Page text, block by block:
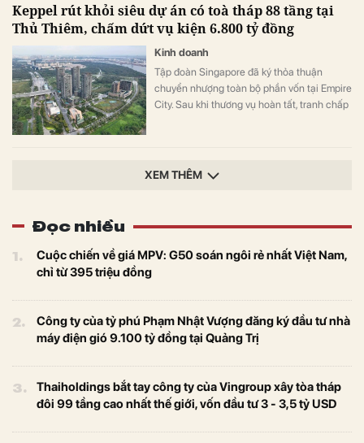
Keppel rút khỏi siêu dự án có toà tháp 88 tầng tại
Thủ Thiêm, chấm dứt vụ kiện 6.800 tỷ đồng
Kinh doanh
Tập đoàn Singapore đã ký thỏa thuận
chuyển nhượng toàn bộ phần vốn tại Empire
City. Sau khi thương vụ hoàn tất, tranh chấp
XEM THÊM
Đọc nhiều
1.
Cuộc chiến về giá MPV: G50 soán ngôi rẻ nhất Việt Nam,
chỉ từ 395 triệu đồng
2.
Công ty của tỷ phú Phạm Nhật Vượng đăng ký đầu tư nhà
máy điện gió 9.100 tỷ đồng tại Quảng Trị
3.
Thaiholdings bắt tay công ty của Vingroup xây tòa tháp
đôi 99 tầng cao nhất thế giới, vốn đầu tư 3 - 3,5 tỷ USD